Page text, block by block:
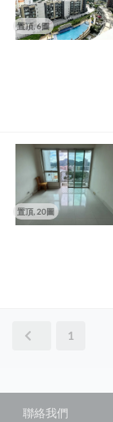
置頂, 6圖
置頂, 20圖
1
聯絡我們